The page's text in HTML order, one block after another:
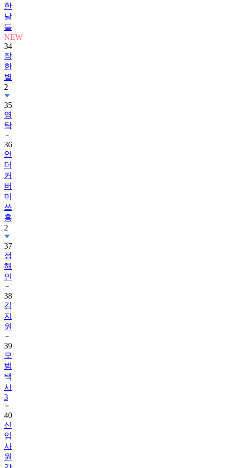
한
날
들
NEW
34
장
한
별
2
35
영
탁
36
언
더
커
버
미
쓰
홍
2
37
정
해
인
38
김
지
원
39
모
범
택
시
3
40
신
입
사
원